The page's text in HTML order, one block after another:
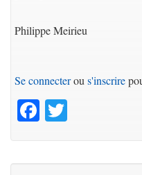
Philippe Meirieu
Se connecterou s'inscrire
Facebook